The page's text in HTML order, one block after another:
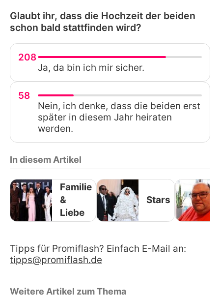
Glaubt ihr, dass die Hochzeit der beiden
schon bald stattfinden wird?
208
Ja, da bin ich mir sicher.
58
Nein, ich denke, dass die beiden erst
später in diesem Jahr heiraten
werden.
In diesem Artikel
Familie
&
Liebe
Stars
Tipps für Promiflash? Einfach E-Mail an:
tipps@promiflash.de
Weitere Artikel zum Thema